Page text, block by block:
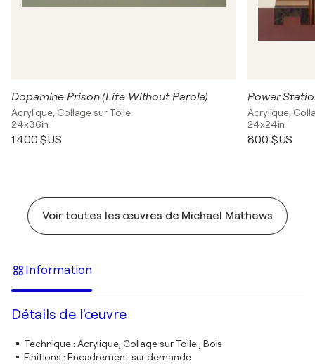
Dopamine Prison (Life Without Parole)
Acrylique, Collage sur Toile
24x36in
1 400 $US
Power
Acrylique,
24x24in
800 $US
Voir toutes les œuvres de Michael Mathews
Information
Détails de l'œuvre
Technique: Acrylique, Collage sur Toile , Bois
Finitions : Encadrement sur demande